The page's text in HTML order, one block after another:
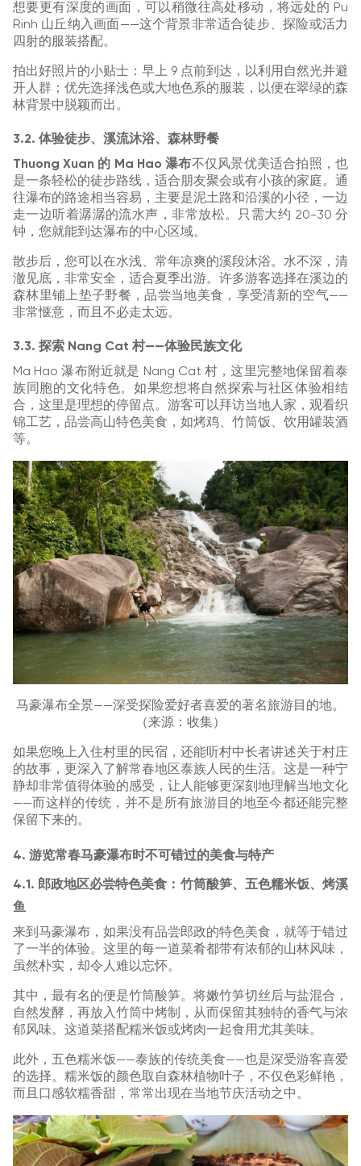
想要更有深度的画面，可以稍微往高处移动，将远处的 Pu
Rinh 山丘纳入画面——这个背景非常适合徒步、探险或活力
四射的服装搭配。
拍出好照片的小贴士：早上 9 点前到达，以利用自然光并避
开人群；优先选择浅色或大地色系的服装，以便在翠绿的森
林背景中脱颖而出。
3.2. 体验徒步、溪流沐浴、森林野餐
Thuong Xuan 的 Ma Hao 瀑布不仅风景优美适合拍照，也
是一条轻松的徒步路线，适合朋友聚会或有小孩的家庭。通
往瀑布的路途相当容易，主要是泥土路和沿溪的小径，一边
走一边听着潺潺的流水声，非常放松。只需大约 20-30 分
钟，您就能到达瀑布的中心区域。
散步后，您可以在水浅、常年凉爽的溪段沐浴。水不深，清
澈见底，非常安全，适合夏季出游。许多游客选择在溪边的
森林里铺上垫子野餐，品尝当地美食，享受清新的空气——
非常惬意，而且不必走太远。
3.3. 探索 Nang Cat 村——体验民族文化
Ma Hao 瀑布附近就是 Nang Cat 村，这里完整地保留着泰
族同胞的文化特色。如果您想将自然探索与社区体验相结
合，这里是理想的停留点。游客可以拜访当地人家，观看织
锦工艺，品尝高山特色美食，如烤鸡、竹筒饭、饮用罐装酒
等。
马豪瀑布全景——深受探险爱好者喜爱的著名旅游目的地。
（来源：收集）
如果您晚上入住村里的民宿，还能听村中长者讲述关于村庄
的故事，更深入了解常春地区泰族人民的生活。这是一种宁
静却非常值得体验的感受，让人能够更深刻地理解当地文化
——而这样的传统，并不是所有旅游目的地至今都还能完整
保留下来的。
4. 游览常春马豪瀑布时不可错过的美食与特产
4.1. 郎政地区必尝特色美食：竹筒酸笋、五色糯米饭、烤溪
鱼
来到马豪瀑布，如果没有品尝郎政的特色美食，就等于错过
了一半的体验。这里的每一道菜肴都带有浓郁的山林风味，
虽然朴实，却令人难以忘怀。
其中，最有名的便是竹筒酸笋。将嫩竹笋切丝后与盐混合，
自然发酵，再放入竹筒中烤制，从而保留其独特的香气与浓
郁风味。这道菜搭配糯米饭或烤肉一起食用尤其美味。
此外，五色糯米饭——泰族的传统美食——也是深受游客喜爱
的选择。糯米饭的颜色取自森林植物叶子，不仅色彩鲜艳，
而且口感软糯香甜，常常出现在当地节庆活动之中。